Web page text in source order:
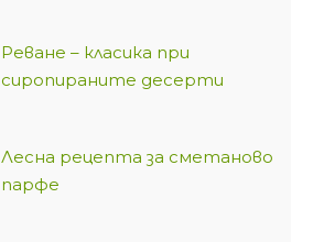
Реване – класика при
сиропираните десерти
Лесна рецепта за сметаново
парфе